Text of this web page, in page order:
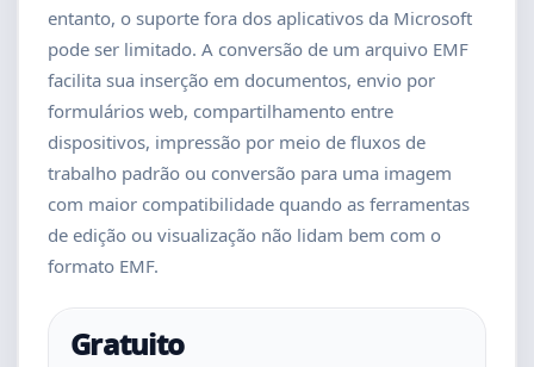
entanto, o suporte fora dos aplicativos da Microsoft
pode ser limitado. A conversão de um arquivo EMF
facilita sua inserção em documentos, envio por
formulários web, compartilhamento entre
dispositivos, impressão por meio de fluxos de
trabalho padrão ou conversão para uma imagem
com maior compatibilidade quando as ferramentas
de edição ou visualização não lidam bem com o
formato EMF.
Gratuito